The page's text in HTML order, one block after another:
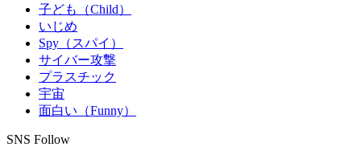
子ども（Child）
いじめ
Spy（スパイ）
サイバー攻撃
プラスチック
宇宙
面白い（Funny）
SNS Follow